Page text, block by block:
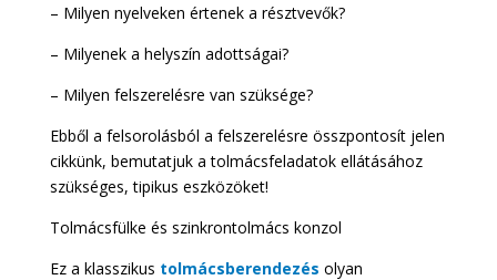
– Milyen nyelveken értenek a résztvevők?
– Milyenek a helyszín adottságai?
– Milyen felszerelésre van szüksége?
Ebből a felsorolásból a felszerelésre összpontosít jelen
cikkünk, bemutatjuk a tolmácsfeladatok ellátásához
szükséges, tipikus eszközöket!
Tolmácsfülke és szinkrontolmács konzol
Ez a klasszikus tolmácsberendezés olyan